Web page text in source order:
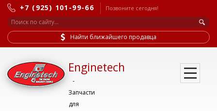
+7 (925) 101-99-66 Позвоните сегодня!
Найти ближайшего продавца
Enginetech
-
Запчасти
для